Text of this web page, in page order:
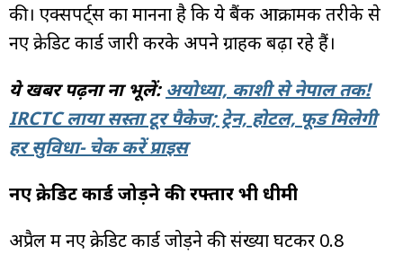
की। एक्सपर्ट्स का मानना है कि ये बैंक आक्रामक तरीके से
नए क्रेडिट कार्ड जारी करके अपने ग्राहक बढ़ा रहे हैं।
ये खबर पढ़ना ना भूलें: अयोध्या, काशी से नेपाल तक!
IRCTC लाया सस्ता टूर पैकेज; ट्रेन, होटल, फूड मिलेगी
हर सुविधा- चेक करें प्राइस
नए क्रेडिट कार्ड जोड़ने की रफ्तार भी धीमी
अप्रैल में नए क्रेडिट कार्ड जोड़ने की संख्या घटकर 0.8